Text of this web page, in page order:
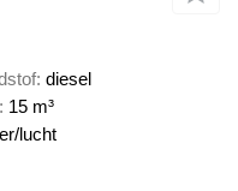
diesel
15 m³
lucht